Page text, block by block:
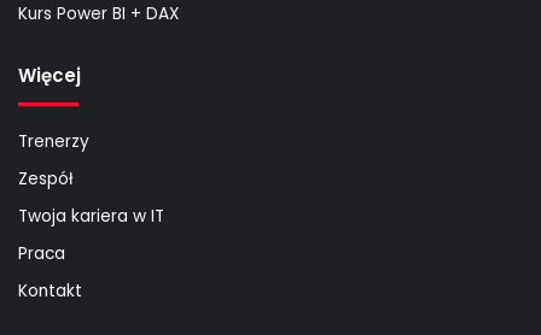
Kurs Power BI + DAX
Więcej
Trenerzy
Zespół
Twoja kariera w IT
Praca
Kontakt